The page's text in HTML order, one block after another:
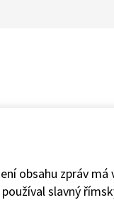
obsahu zpráv
slavný